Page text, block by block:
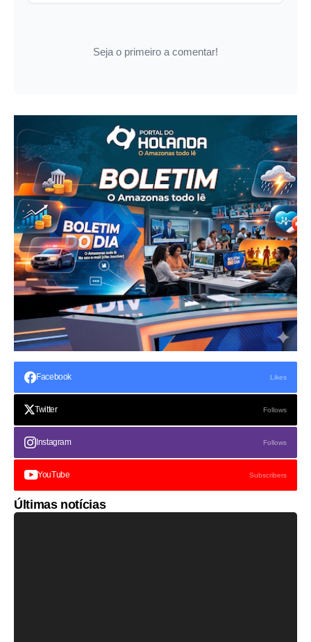
Seja o primeiro a comentar!
Facebook Likes
Twitter Follows
Instagram Follows
YouTube Subscribers
Últimas notícias